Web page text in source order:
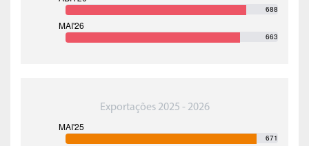
688
663
Exportações 2025 - 2026
671